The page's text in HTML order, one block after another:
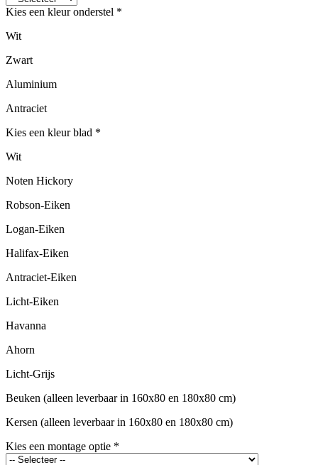
Kies een kleur onderstel *
Wit
Zwart
Aluminium
Antraciet
Kies een kleur blad *
Wit
Noten Hickory
Robson-Eiken
Logan-Eiken
Halifax-Eiken
Antraciet-Eiken
Licht-Eiken
Havanna
Ahorn
Licht-Grijs
Beuken (alleen leverbaar in 160x80 en 180x80 cm)
Kersen (alleen leverbaar in 160x80 en 180x80 cm)
Kies een montage optie *